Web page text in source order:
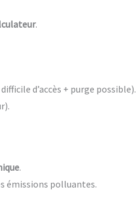
.
d’accès + purge possible).
.
émissions polluantes.